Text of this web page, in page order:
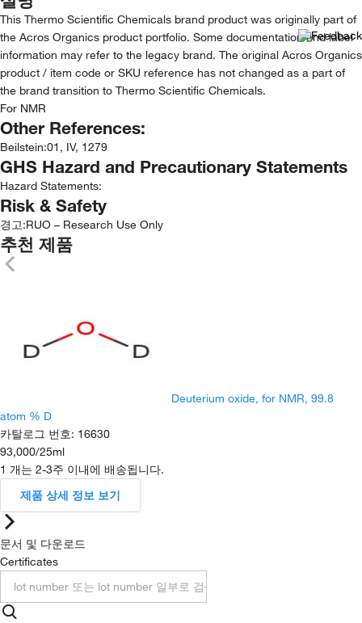
This Thermo Scientific Chemicals brand product was originally part of
the Acros Organics product portfolio. Some documentation and label
information may refer to the legacy brand. The original Acros Organics
product / item code or SKU reference has not changed as a part of
the brand transition to Thermo Scientific Chemicals.
For NMR
Other References:
Beilstein:01, IV, 1279
GHS Hazard and Precautionary Statements
Hazard Statements:
Risk & Safety
경고:RUO – Research Use Only
추천 제품
Deuterium oxide, for NMR, 99.8
atom % D
카탈로그 번호: 16630
93,000/25ml
1 개는 2-3주 이내에 배송됩니다.
제품 상세 정보 보기
문서 및 다운로드
Certificates